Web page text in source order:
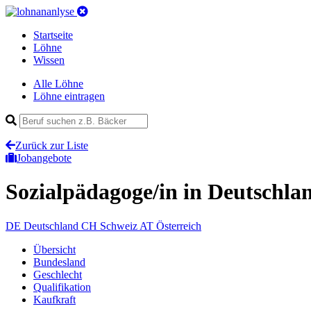
Startseite
Löhne
Wissen
Alle Löhne
Löhne eintragen
Zurück zur Liste
Jobangebote
Sozialpädagoge/in in
DE Deutschland CH Schweiz AT Österreich
Übersicht
Bundesland
Geschlecht
Qualifikation
Kaufkraft